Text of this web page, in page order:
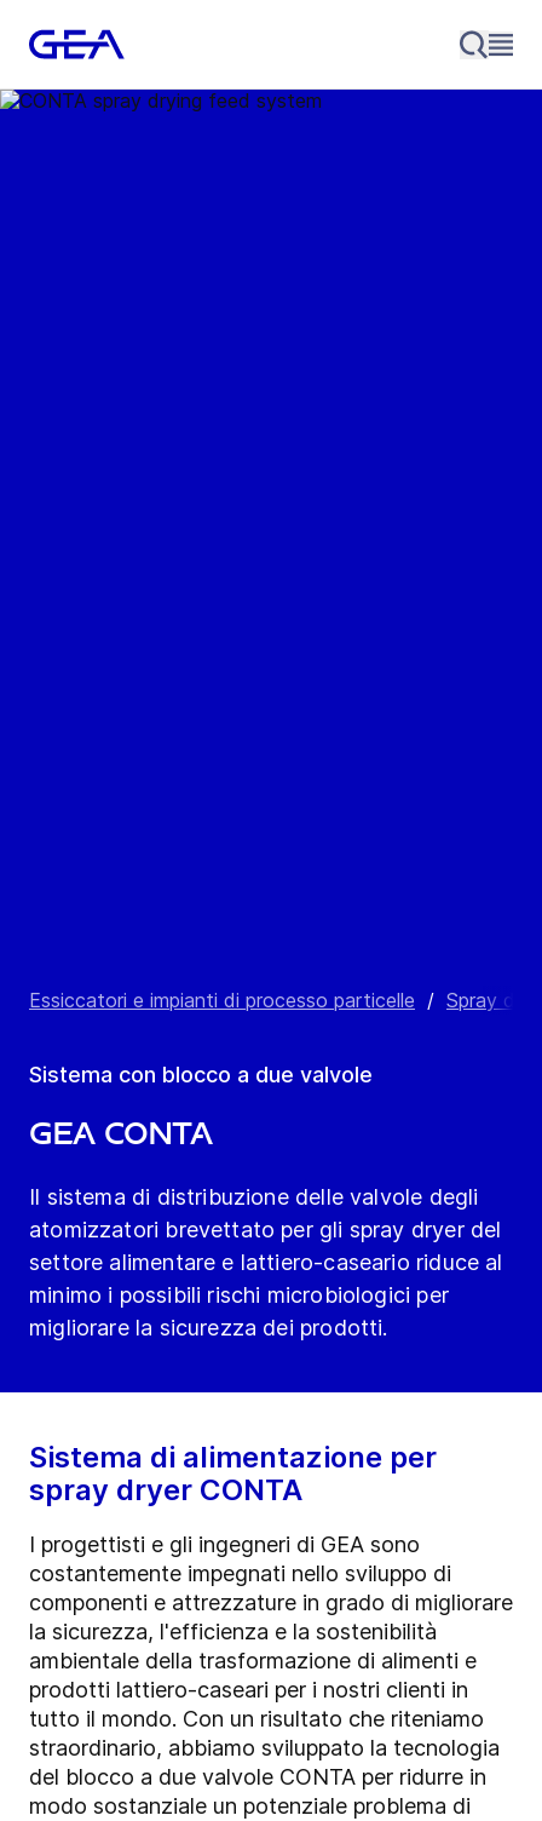
Essiccatori e impianti di processo particelle / Spray
Sistema con blocco a due valvole
GEA CONTA
Il sistema di distribuzione delle valvole degli
atomizzatori brevettato per gli spray dryer del
settore alimentare e lattiero-caseario riduce al
minimo i possibili rischi microbiologici per
migliorare la sicurezza dei prodotti.
Sistema di alimentazione per
spray dryer CONTA
I progettisti e gli ingegneri di GEA sono
costantemente impegnati nello sviluppo di
componenti e attrezzature in grado di migliorare
la sicurezza, l'efficienza e la sostenibilità
ambientale della trasformazione di alimenti e
prodotti lattiero-caseari per i nostri clienti in
tutto il mondo. Con un risultato che riteniamo
straordinario, abbiamo sviluppato la tecnologia
del blocco a due valvole CONTA per ridurre in
modo sostanziale un potenziale problema di